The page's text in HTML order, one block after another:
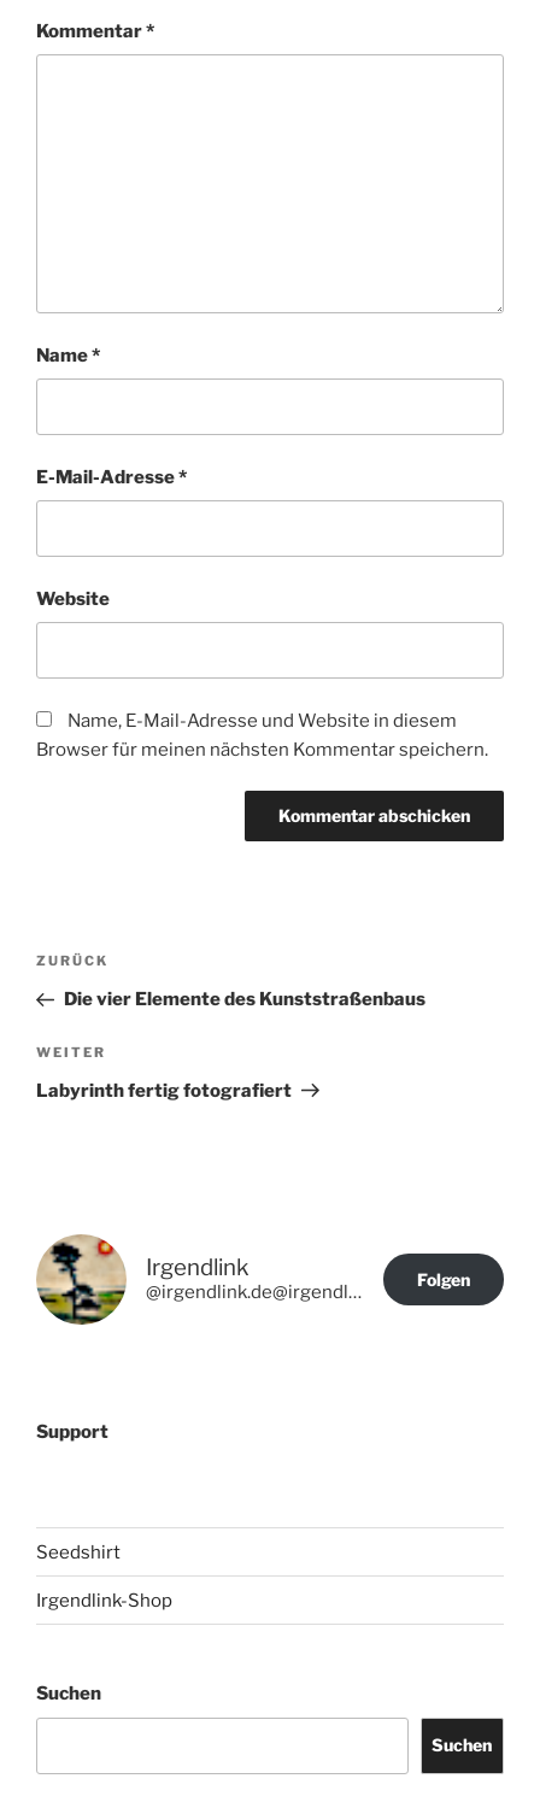
Kommentar*
Name*
E-Mail-Adresse*
Website
Name, E-Mail-Adresse und Website in diesem
Browser für meinen nächsten Kommentar speichern.
Beitragsnavigation
Vorheriger
Beitrag
ZURÜCK
Die vier Elemente des Kunststraßenbaus
Nächster
Beitrag
WEITER
Labyrinth fertig fotografiert
Irgendlink
@irgendlink.de@irgendlink.de
Folgen
Support
Seedshirt
Irgendlink-Shop
Suchen
Suchen